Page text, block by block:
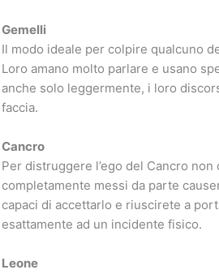
Gemelli
Il modo ideale per colpire qualcuno
Loro amano molto parlare e usano
anche solo leggermente, i loro
faccia.
Cancro
Per distruggere l’ego del Cancro
completamente messi da parte
capaci di accettarlo e riuscirete a
esattamente ad un incidente fisico.
Leone